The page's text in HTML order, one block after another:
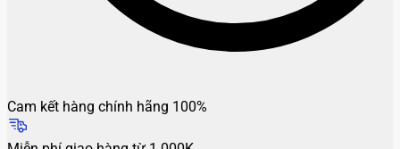
Cam kết hàng chính hãng 100%